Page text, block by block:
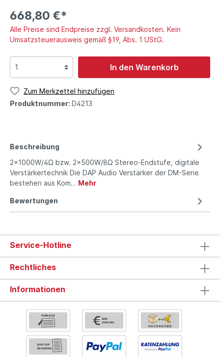
668,80 €*
Alle Preise sind Endpreise zzgl. Versandkosten. Kein
Umsatzsteuerausweis gemäß §19, Abs. 1 UStG.
In den Warenkorb
Zum Merkzettel hinzufügen
Produktnummer: D4213
Beschreibung
2x1000W/4Ω bzw. 2x500W/8Ω Stereo-Endstufe, digitale
Verstärkertechnik Die DAP Audio Verstärker der DM-Serie
bestehen aus Kom… Mehr
Bewertungen
Service-Hotline
Rechtliches
Informationen